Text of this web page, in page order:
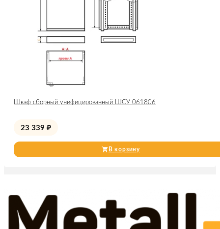
Шкаф сборный унифицированный ШСУ 061806
23 339 ₽
В корзину